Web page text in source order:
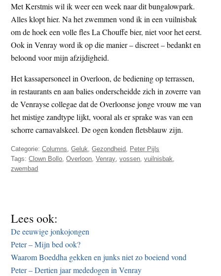
Met Kerstmis wil ik weer een week naar dit bungalowpark.
Alles klopt hier. Na het zwemmen vond ik in een vuilnisbak
om de hoek een volle fles La Chouffe bier, niet voor het eerst.
Ook in Venray word ik op die manier – discreet – bedankt en
beloond voor mijn afzijdigheid.
Het kassapersoneel in Overloon, de bediening op terrassen,
in restaurants en aan balies onderscheidde zich in zoverre van
de Venrayse collegae dat de Overloonse jonge vrouw me van
het mistige zandtype lijkt, vooral als er sprake was van een
schorre carnavalskeel. De ogen konden fletsblauw zijn.
Categorie:Columns ,Geluk ,Gezondheid Peter Pijls
Tags:Clown Bollo ,Overloon ,Venray ,vossen ,vuilnisbak
zwembad
Lees ook:
De eeuwige jonkojongen
Peter – Mijn bed ook?
Waarom Boeddha gekken en junks niet zo boeiend vond
Peter – Dertien jaar mededogen in Venray